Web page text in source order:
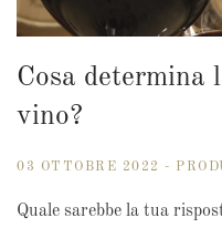
Cosa
vino?
03 OTTOBRE 2022 -
Quale sarebbe la tua